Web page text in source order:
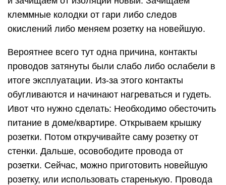
клеммные колодки от гари либо следов
окислений либо меняем розетку на новейшую.
Вероятнее всего тут одна причина, контакты
проводов затянуты были слабо либо ослабели в
итоге эксплуатации. Из-за этого контакты
обугливаются и начинают нагреваться и гудеть.
Ивот что нужно сделать: Необходимо обесточить
питание в доме/квартире. Открываем крышку
розетки. Потом откручивайте саму розетку от
стенки. Дальше, осовободите провода от
розетки. Сейчас, можно приготовить новейшую
розетку, или использовать старенькую. Провода